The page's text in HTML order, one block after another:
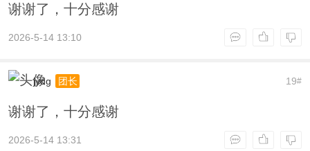
谢谢了，十分感谢
2026-5-14 13:10
19#
jydg 团长
谢谢了，十分感谢
2026-5-14 13:31